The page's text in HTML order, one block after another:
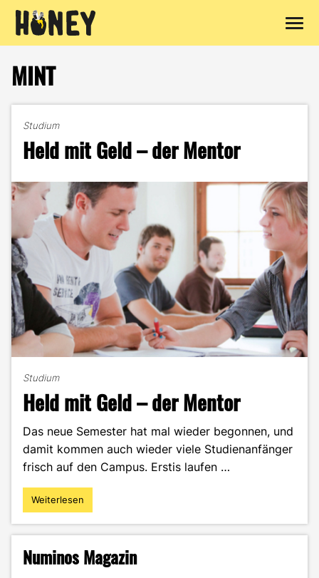
Inhalt
springen
MINT
Studium
Held mit Geld – der Mentor
Studium
Held mit Geld – der Mentor
Das neue Semester hat mal wieder begonnen, und
damit kommen auch wieder viele Studienanfänger
frisch auf den Campus. Erstis laufen …
"Held
mit
der
Weiterlesen
Numinos Magazin